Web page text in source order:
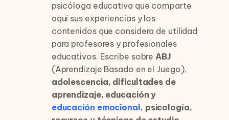
psicóloga educativa que comparte
aquí sus experiencias y los
contenidos que considera de utilidad
para profesores y profesionales
educativos. Escribe sobreABJ
(Aprendizaje Basado en el Juego),
adolescencia, dificultades de
aprendizaje, educación y
educación emocional , psicología,